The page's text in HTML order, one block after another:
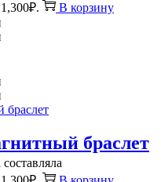
В корзину
браслет